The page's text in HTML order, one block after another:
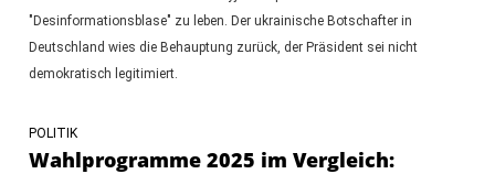
"Desinformationsblase" zu leben. Der ukrainische Botschafter in
Deutschland wies die Behauptung zurück, der Präsident sei nicht
demokratisch legitimiert.
POLITIK
Wahlprogramme 2025 im Vergleich: